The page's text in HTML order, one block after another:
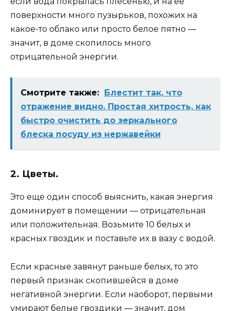
поверхности много пузырьков, похожих на
какое-то облако или просто белое пятно —
значит, в доме скопилось много
отрицательной энергии.
Смотрите также:
Блестит так, что
отражение видно. Простая хитрость, как
быстро очистить до зеркального
блеска посуду из нержавейки
2. Цветы.
Это еще один способ выяснить, какая энергия
доминирует в помещении — отрицательная
или положительная. Возьмите 10 белых и
красных гвоздик и поставьте их в вазу с водой.
Если красные завянут раньше белых, то это
первый признак скопившейся в доме
негативной энергии. Если наоборот, первыми
умирают белые гвоздики — значит, дом